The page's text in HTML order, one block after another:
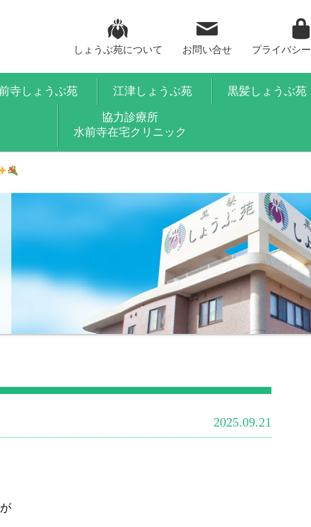
プライバシ
お問い合せ
しょうぶ苑について
寺しょうぶ苑 江津しょうぶ苑 黒髪しょうぶ苑
協力診療所
水前寺在宅クリニック
2025.09.21